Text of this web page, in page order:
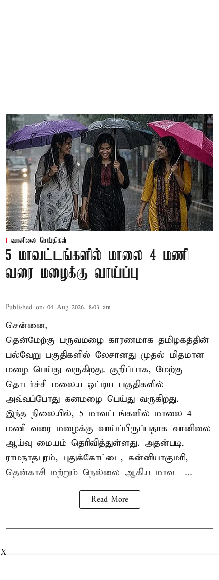
வானிலை செய்திகள்
5 மாவட்டங்களில் மாலை 4 மணி
வரை மழைக்கு வாய்ப்பு
Published on: 04 Aug 2026, 8:03 am
சென்னை,
தென்மேற்கு பருவமழை காரணமாக தமிழகத்தின்
பல்வேறு பகுதிகளில் லேசானது முதல் மிதமான
மழை பெய்து வருகிறது. குறிப்பாக, மேற்கு
தொடர்ச்சி மலைய ஒட்டிய பகுதிகளில்
அவ்வப்போது கனமழை பெய்து வருகிறது.
இந்த நிலையில், 5 மாவட்டங்களில் மாலை 4
மணி வரை மழைக்கு வாய்ப்பிருப்பதாக வானிலை
ஆய்வு மையம் தெரிவித்துள்ளது. அதன்படி,
ராமநாதபுரம், புதுக்கோட்டை, கன்னியாகுமரி,
தென்காசி மற்றும் நெல்லை ஆகிய மாவட ...
Read More
X